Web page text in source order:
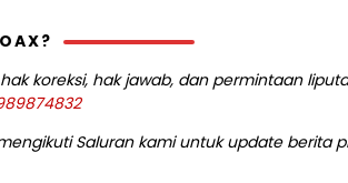
koreksi, hak jawab, dan permintaan
Saluran kami untuk update berita